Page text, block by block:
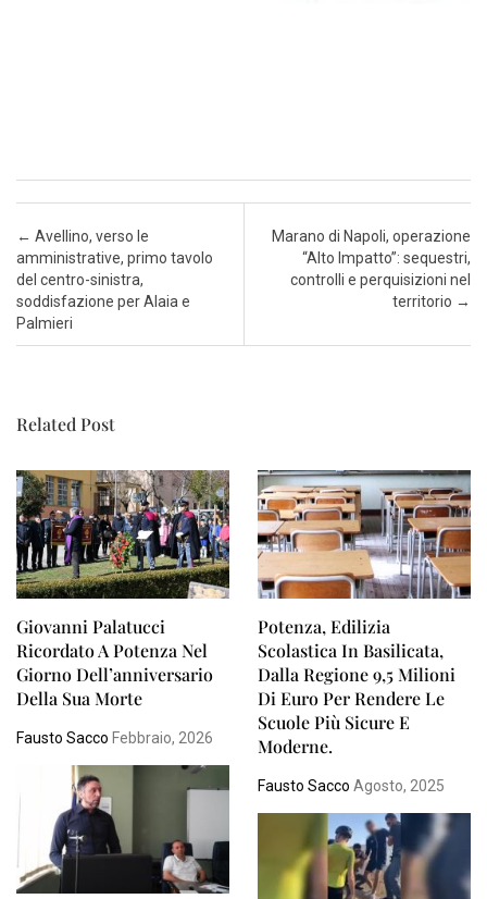
Post navigation
← Avellino, verso le
amministrative, primo tavolo
del centro-sinistra,
soddisfazione per Alaia e
Palmieri
Marano di Napoli, operazione
“Alto Impatto”: sequestri,
controlli e perquisizioni nel
territorio →
Related Post
Giovanni Palatucci
Ricordato A Potenza Nel
Giorno Dell’anniversario
Della Sua Morte
Fausto Sacco Febbraio, 2026
Potenza, Edilizia
Scolastica In Basilicata,
Dalla Regione 9,5 Milioni
Di Euro Per Rendere Le
Scuole Più Sicure E
Moderne.
Fausto Sacco Agosto, 2025